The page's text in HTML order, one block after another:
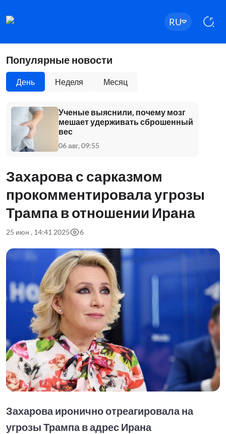
RU
Популярные новости
День Неделя Месяц
Ученые выяснили, почему мозг
мешает удерживать сброшенный
вес
06 авг, 09:55
Захарова с сарказмом
прокомментировала угрозы
Трампа в отношении Ирана
25 июн , 14:41 2025 6
Захарова иронично отреагировала на
угрозы Трампа в адрес Ирана